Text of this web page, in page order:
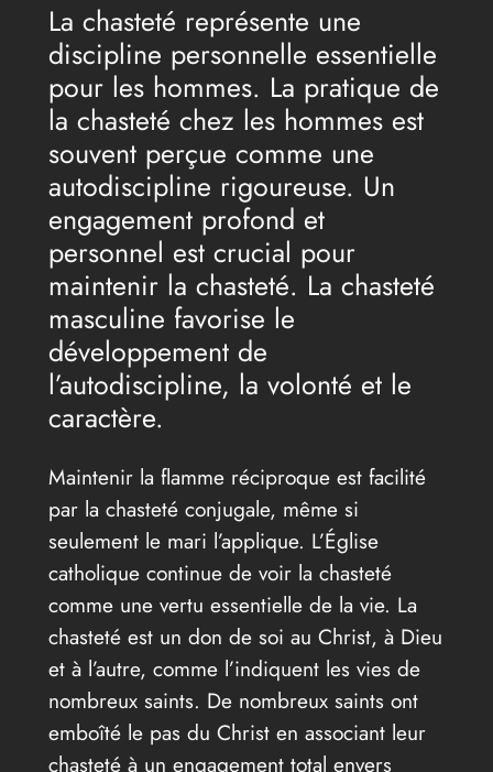
La chasteté représente une
discipline personnelle essentielle
pour les hommes. La pratique de
la chasteté chez les hommes est
souvent perçue comme une
autodiscipline rigoureuse. Un
engagement profond et
personnel est crucial pour
maintenir la chasteté. La chasteté
masculine favorise le
développement de
l’autodiscipline, la volonté et le
caractère.
Maintenir la flamme réciproque est facilité
par la chasteté conjugale, même si
seulement le mari l’applique. L’Église
catholique continue de voir la chasteté
comme une vertu essentielle de la vie. La
chasteté est un don de soi au Christ, à Dieu
et à l’autre, comme l’indiquent les vies de
nombreux saints. De nombreux saints ont
emboîté le pas du Christ en associant leur
chasteté à un engagement total envers